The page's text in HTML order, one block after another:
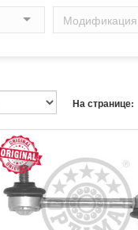
На странице: